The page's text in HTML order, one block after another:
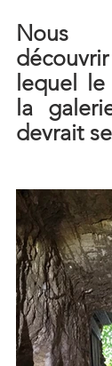
Nous
lequel
la
devrait